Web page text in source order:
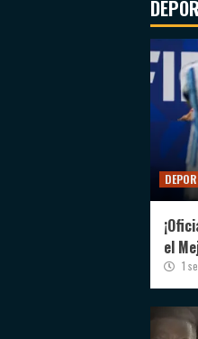
el
1